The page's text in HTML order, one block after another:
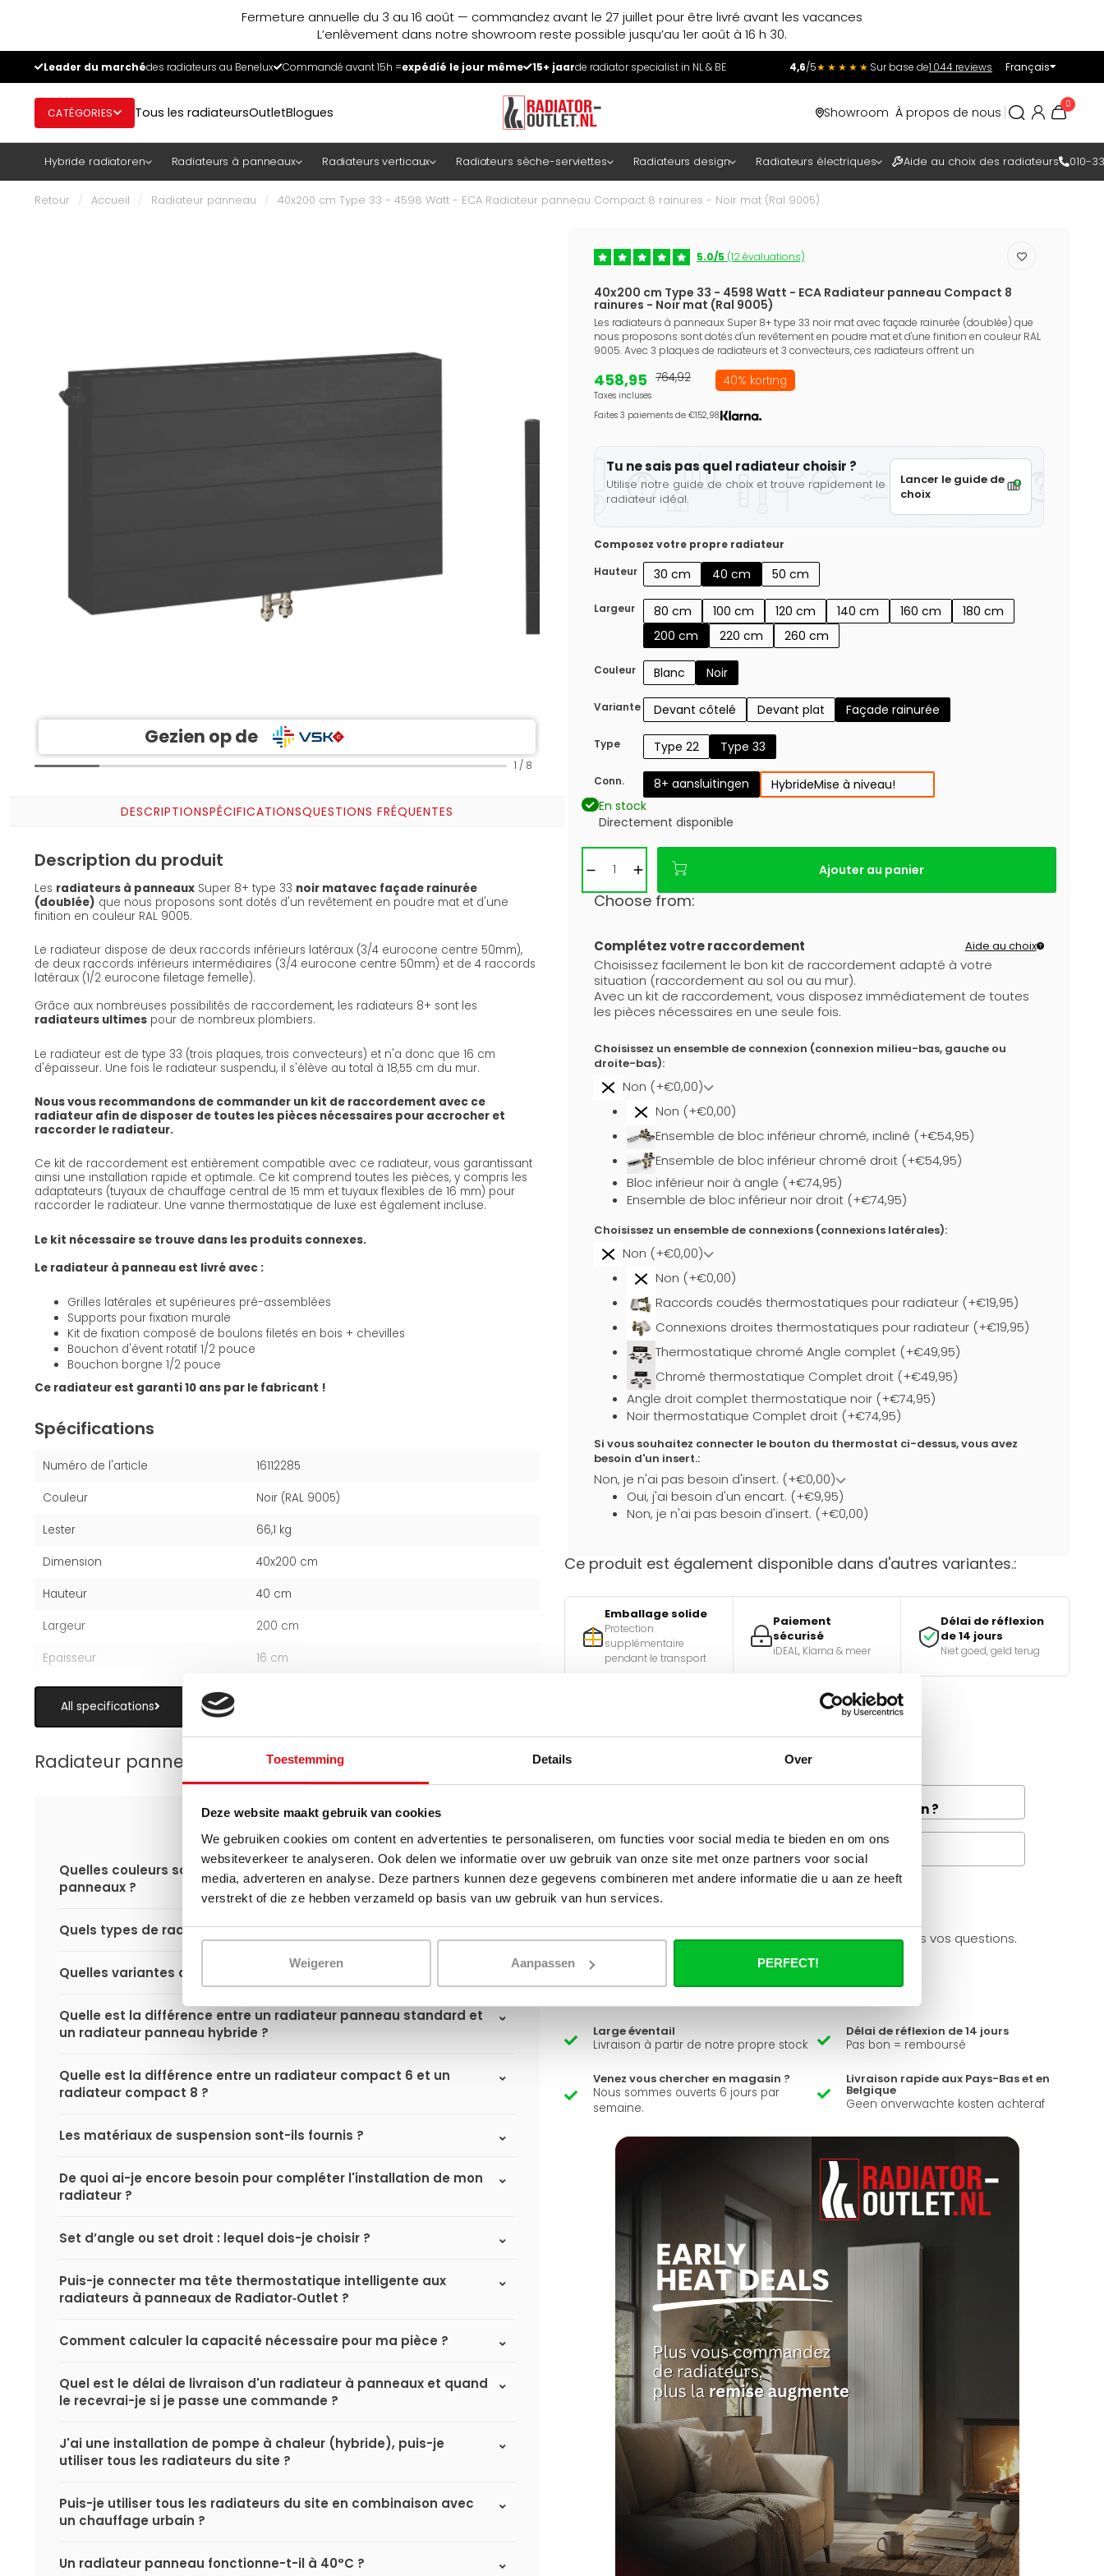
Toestemming Details Over
Deze website maakt gebruik van cookies
We gebruiken cookies om content en advertenties te personaliseren, om functies voor social media te bieden en om ons
websiteverkeer te analyseren. Ook delen we informatie over uw gebruik van onze site met onze partners voor social
media, adverteren en analyse. Deze partners kunnen deze gegevens combineren met andere informatie die u aan ze heeft
verstrekt of die ze hebben verzameld op basis van uw gebruik van hun services.
Weigeren Aanpassen PERFECT!
Fermeture annuelle du 3 au 16 août — commandez avant le 27 juillet pour être livré avant les vacances
L’enlèvement dans notre showroom reste possible jusqu’au 1er août à 16 h 30.
Leader du marchédes radiateurs au Benelux Commandé avant 15h =expédié le jour même 15+ jaarde radiator specialist in NL & BE 4,6/5★★★★★ Sur base de1.044 reviews Français
CATÉGORIES Tous les radiateursOutletBlogues Showroom À propos de nous
0
Hybride radiatoren Radiateurs à panneaux Radiateurs verticaux Radiateurs sèche-serviettes Radiateurs design Radiateurs électriques Aide au choix des radiateurs 010-
Retour / Accueil / Radiateur panneau / 40x200 cm Type 33 - 4598 Watt - ECA Radiateur panneau Compact 8 rainures - Noir mat (Ral 9005)
Gezien op de
1 / 8
DESCRIPTIONSPÉCIFICATIONSQUESTIONS FRÉQUENTES
Description du produit
Les radiateurs à panneaux Super 8+ type 33 noir matavec façade rainurée
(doublée) que nous proposons sont dotés d'un revêtement en poudre mat et d'une
finition en couleur RAL 9005.
Le radiateur dispose de deux raccords inférieurs latéraux (3/4 eurocone centre 50mm),
de deux raccords inférieurs intermédiaires (3/4 eurocone centre 50mm) et de 4 raccords
latéraux (1/2 eurocone filetage femelle).
Grâce aux nombreuses possibilités de raccordement, les radiateurs 8+ sont les
radiateurs ultimes pour de nombreux plombiers.
Le radiateur est de type 33 (trois plaques, trois convecteurs) et n'a donc que 16 cm
d'épaisseur. Une fois le radiateur suspendu, il s'élève au total à 18,55 cm du mur.
Nous vous recommandons de commander un kit de raccordement avec ce
radiateur afin de disposer de toutes les pièces nécessaires pour accrocher et
raccorder le radiateur.
Ce kit de raccordement est entièrement compatible avec ce radiateur, vous garantissant
ainsi une installation rapide et optimale. Ce kit comprend toutes les pièces, y compris les
adaptateurs (tuyaux de chauffage central de 15 mm et tuyaux flexibles de 16 mm) pour
raccorder le radiateur. Une vanne thermostatique de luxe est également incluse.
Le kit nécessaire se trouve dans les produits connexes.
Le radiateur à panneau est livré avec :
Grilles latérales et supérieures pré-assemblées
Supports pour fixation murale
Kit de fixation composé de boulons filetés en bois + chevilles
Bouchon d'évent rotatif 1/2 pouce
Bouchon borgne 1/2 pouce
Ce radiateur est garanti 10 ans par le fabricant !
Spécifications
Numéro de l'article 16112285
Couleur Noir (RAL 9005)
Lester 66,1 kg
Dimension 40x200 cm
Hauteur 40 cm
Largeur 200 cm
Epaisseur 16 cm
All specifications
Radiateur panneau
Quelles couleurs sont disponibles pour les radiateurs à
panneaux ?
Quels types de radiateurs à panneaux existe-t-il ?
Quelles variantes de radiateurs à panneaux existe-t-il ?
Quelle est la différence entre un radiateur panneau standard et
un radiateur panneau hybride ?
Quelle est la différence entre un radiateur compact 6 et un
radiateur compact 8 ?
Les matériaux de suspension sont-ils fournis ?
De quoi ai-je encore besoin pour compléter l'installation de mon
radiateur ?
Set d’angle ou set droit : lequel dois-je choisir ?
Puis-je connecter ma tête thermostatique intelligente aux
radiateurs à panneaux de Radiator‑Outlet ?
Comment calculer la capacité nécessaire pour ma pièce ?
Quel est le délai de livraison d'un radiateur à panneaux et quand
le recevrai-je si je passe une commande ?
J'ai une installation de pompe à chaleur (hybride), puis-je
utiliser tous les radiateurs du site ?
Puis-je utiliser tous les radiateurs du site en combinaison avec
un chauffage urbain ?
Un radiateur panneau fonctionne-t-il à 40°C ?
5.0/5 (12 évaluations)
40x200 cm Type 33 - 4598 Watt - ECA Radiateur panneau Compact 8
rainures - Noir mat (Ral 9005)
Les radiateurs à panneaux Super 8+ type 33 noir mat avec façade rainurée (doublée) que
nous proposons sont dotés d'un revêtement en poudre mat et d'une finition en couleur RAL
9005. Avec 3 plaques de radiateurs et 3 convecteurs, ces radiateurs offrent un
458,95
Taxes incluses
764,92 40% korting
Faites 3 paiements de €152,98.
Tu ne sais pas quel radiateur choisir ?
Utilise notre guide de choix et trouve rapidement le
radiateur idéal.
Lancer le guide de
choix
Composez votre propre radiateur
Hauteur
30 cm 40 cm 50 cm
Largeur 80 cm 100 cm 120 cm 140 cm 160 cm
180 cm
200 cm
220 cm 260 cm
Couleur Blanc Noir
Variante Devant côtelé Devant plat Façade rainurée
Type Type 22 Type 33
Conn. 8+ aansluitingen HybrideMise à niveau!
En stock
Directement disponible
Ajouter au panier
Choose from:
Complétez votre raccordement Aide au choix
Choisissez facilement le bon kit de raccordement adapté à votre
situation (raccordement au sol ou au mur).
Avec un kit de raccordement, vous disposez immédiatement de toutes
les pièces nécessaires en une seule fois.
Choisissez un ensemble de connexion (connexion milieu-bas, gauche ou
droite-bas):
Non (+€0,00)
Non (+€0,00)
Ensemble de bloc inférieur chromé, incliné (+€54,95)
Ensemble de bloc inférieur chromé droit (+€54,95)
Bloc inférieur noir à angle (+€74,95)
Ensemble de bloc inférieur noir droit (+€74,95)
Choisissez un ensemble de connexions (connexions latérales):
Non (+€0,00)
Non (+€0,00)
Raccords coudés thermostatiques pour radiateur (+€19,95)
Connexions droites thermostatiques pour radiateur (+€19,95)
Thermostatique chromé Angle complet (+€49,95)
Chromé thermostatique Complet droit (+€49,95)
Angle droit complet thermostatique noir (+€74,95)
Noir thermostatique Complet droit (+€74,95)
Si vous souhaitez connecter le bouton du thermostat ci-dessus, vous avez
besoin d'un insert.:
Non, je n'ai pas besoin d'insert. (+€0,00)
Oui, j'ai besoin d'un encart. (+€9,95)
Non, je n'ai pas besoin d'insert. (+€0,00)
Ce produit est également disponible dans d'autres variantes.:
Emballage solide
Protection
supplémentaire
pendant le transport
Paiement
sécurisé
iDEAL, Klarna & meer
Délai de réflexion
de 14 jours
Niet goed, geld terug
Besoin d'aide pour faire le bon choix ?
Utilisez l'un de nos outils pratiques.
est-elle disponible dans votre région ?
Questions fréquentes
Simon est heureux de vous aider et peut répondre à toutes vos questions.
Envoyer un message
Large éventail
Livraison à partir de notre propre stock
Délai de réflexion de 14 jours
Pas bon = remboursé
Venez vous chercher en magasin ?
Nous sommes ouverts 6 jours par
semaine.
Livraison rapide aux Pays-Bas et en
Belgique
Geen onverwachte kosten achteraf